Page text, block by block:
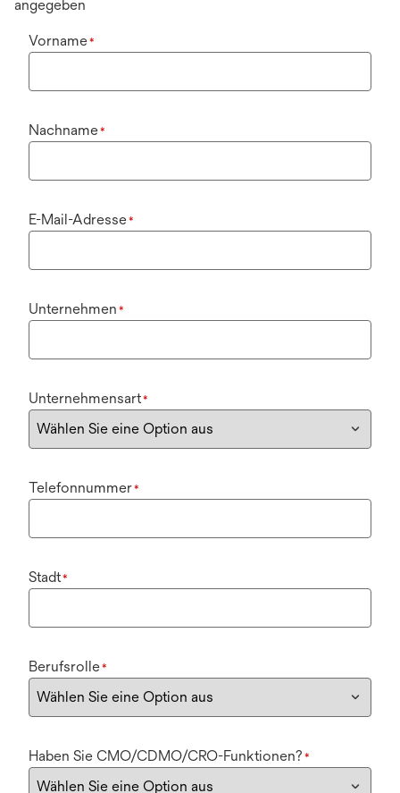
angegeben
Vorname*
Nachname*
E-Mail-Adresse*
Unternehmen *
Unternehmensart*
Telefonnummer*
Stadt*
Berufsrolle*
Haben Sie CMO/CDMO/CRO-Funktionen? *